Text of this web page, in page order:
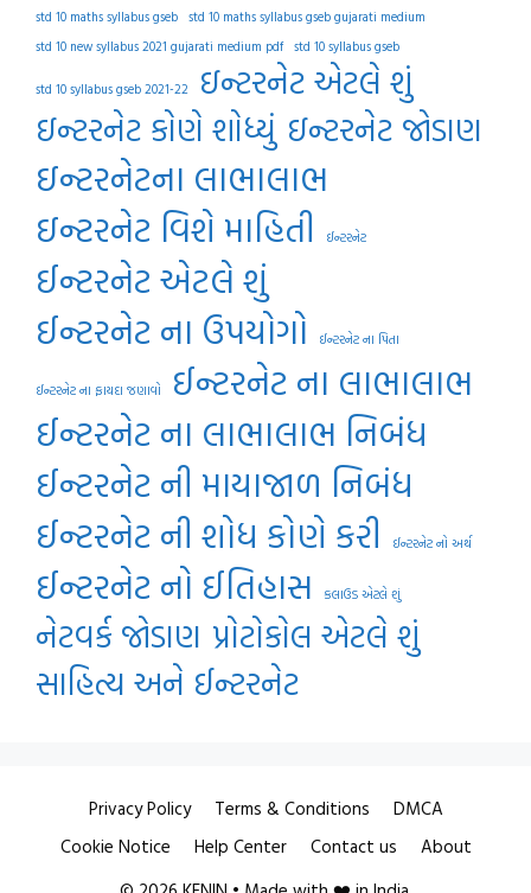
std 10 maths syllabus gseb std 10 maths syllabus gseb gujarati medium
std 10 new syllabus 2021 gujarati medium pdf std 10 syllabus gseb
std 10 syllabus gseb 2021-22
ઇન્ટરનેટ એટલે શું
ઇન્ટરનેટ કોણે શોધ્યું ઇન્ટરનેટ જોડાણ
ઇન્ટરનેટના લાભાલાભ
ઇન્ટરનેટ વિશે માહિતી
ઈન્ટરનેટ
ઈન્ટરનેટ એટલે શું
ઈન્ટરનેટ ના ઉપયોગો
ઈન્ટરનેટ ના પિતા
ઈન્ટરનેટ ના ફાયદા જણાવો
ઈન્ટરનેટ ના લાભાલાભ
ઈન્ટરનેટ ના લાભાલાભ નિબંધ
ઈન્ટરનેટ ની માયાજાળ નિબંધ
ઈન્ટરનેટ ની શોધ કોણે કરી
ઈન્ટરનેટ નો અર્થ
ઈન્ટરનેટ નો ઈતિહાસ કલાઉડ એટલે શું
નેટવર્ક જોડાણ પ્રોટોકોલ એટલે શું
સાહિત્ય અને ઈન્ટરનેટ
Privacy Policy Terms & Conditions
DMCA
Cookie Notice
Help Center Contact us
About